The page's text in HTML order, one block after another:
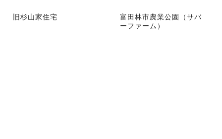
旧杉山家住宅
富田林市農業公園（サバ
ーファーム）